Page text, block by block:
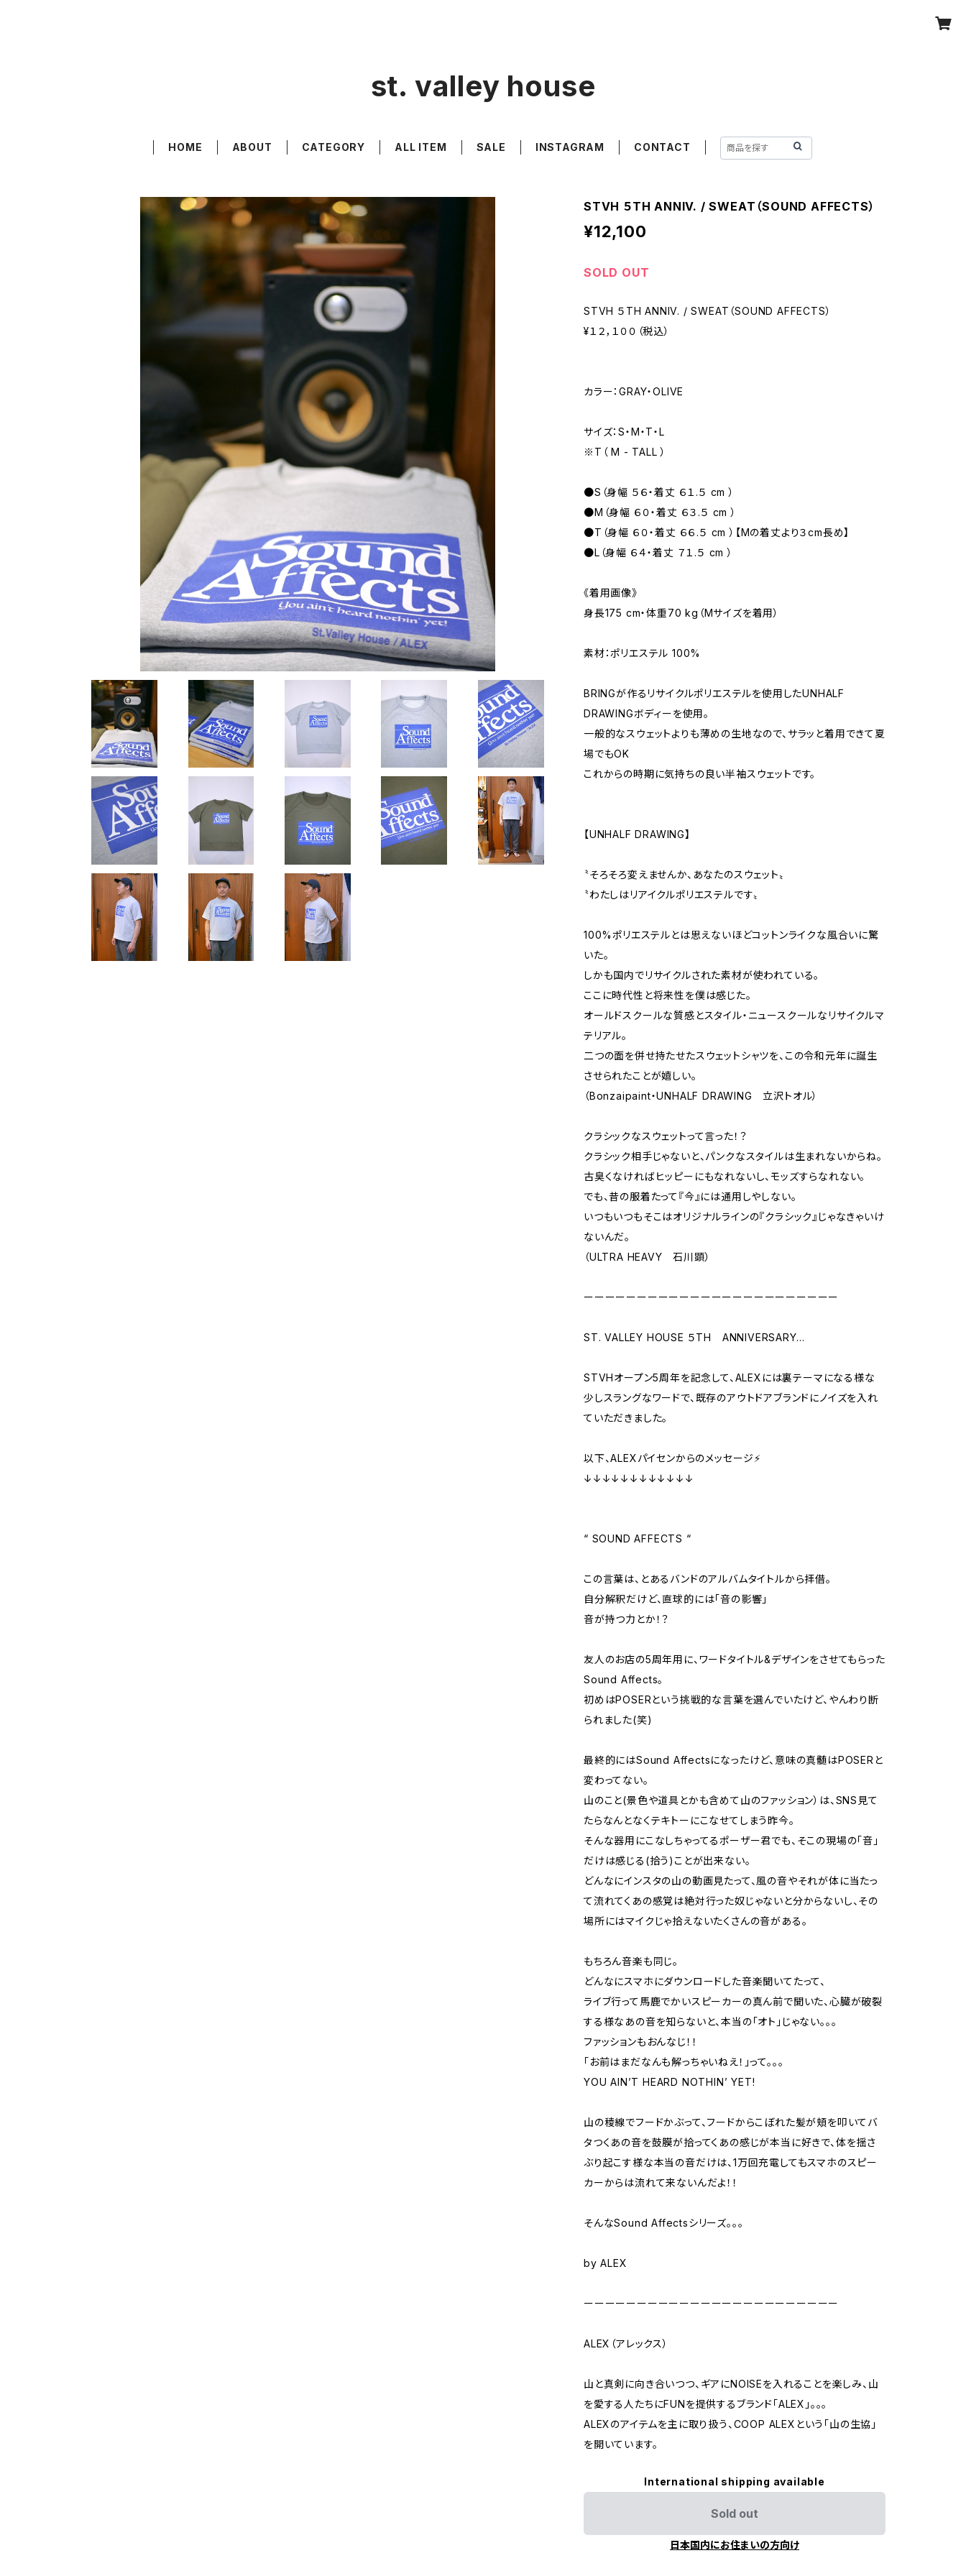
st. valley house
HOME ABOUT CATEGORY ALL ITEM SALE INSTAGRAM CONTACT
STVH ５TH ANNIV. / SWEAT（SOUND AFFECTS）
¥12,100
SOLD OUT
STVH ５TH ANNIV. / SWEAT（SOUND AFFECTS）
¥１２，１００（税込）
カラー：GRAY・OLIVE
サイズ：S・M・T・L
※T（ M - TALL ）
●S（身幅 ５６・着丈 ６１.５ cm ）
●M（身幅 ６０・着丈 ６３.５ cm ）
●T（身幅 ６０・着丈 ６６.５ cm ）【Mの着丈より３cm長め】
●L（身幅 ６４・着丈 ７１.５ cm ）
《着用画像》
身長175 cm・体重70 kg（Mサイズを着用）
素材：ポリエステル 100%
BRINGが作るリサイクルポリエステルを使用したUNHALF
DRAWINGボディーを使用。
一般的なスウェットよりも薄めの生地なので、サラッと着用できて夏
場でもOK
これからの時期に気持ちの良い半袖スウェットです。
【UNHALF DRAWING】
〝そろそろ変えませんか、あなたのスウェット〟
〝わたしはリアイクルポリエステルです〟
100%ポリエステルとは思えないほどコットンライクな風合いに驚
いた。
しかも国内でリサイクルされた素材が使われている。
ここに時代性と将来性を僕は感じた。
オールドスクールな質感とスタイル・ニュースクールなリサイクルマ
テリアル。
二つの面を併せ持たせたスウェットシャツを、この令和元年に誕生
させられたことが嬉しい。
（Bonzaipaint・UNHALF DRAWING 立沢トオル）
クラシックなスウェットって言った！？
クラシック相手じゃないと、パンクなスタイルは生まれないからね。
古臭くなければヒッピーにもなれないし、モッズすらなれない。
でも、昔の服着たって『今』には通用しやしない。
いつもいつもそこはオリジナルラインの『クラシック』じゃなきゃいけ
ないんだ。
（ULTRA HEAVY 石川顕）
ーーーーーーーーーーーーーーーーーーーーーーーー
ST. VALLEY HOUSE ５TH ANNIVERSARY…
STVHオープン5周年を記念して、ALEXには裏テーマになる様な
少しスラングなワードで、既存のアウトドアブランドにノイズを入れ
ていただきました。
以下、ALEXパイセンからのメッセージ⚡️
↓↓↓↓↓↓↓↓↓↓↓↓
“ SOUND AFFECTS “
この言葉は、とあるバンドのアルバムタイトルから拝借。
自分解釈だけど、直球的には「音の影響」
音が持つ力とか！？
友人のお店の5周年用に、ワードタイトル&デザインをさせてもらった
Sound Affects。
初めはPOSERという挑戦的な言葉を選んでいたけど、やんわり断
られました(笑)
最終的にはSound Affectsになったけど、意味の真髄はPOSERと
変わってない。
山のこと(景色や道具とかも含めて山のファッション）は、SNS見て
たらなんとなくテキトーにこなせてしまう昨今。
そんな器用にこなしちゃってるポーザー君でも、そこの現場の「音」
だけは感じる(拾う)ことが出来ない。
どんなにインスタの山の動画見たって、風の音やそれが体に当たっ
て流れてくあの感覚は絶対行った奴じゃないと分からないし、その
場所にはマイクじゃ拾えないたくさんの音がある。
もちろん音楽も同じ。
どんなにスマホにダウンロードした音楽聞いてたって、
ライブ行って馬鹿でかいスピーカーの真ん前で聞いた、心臓が破裂
する様なあの音を知らないと、本当の「オト」じゃない。。。
ファッションもおんなじ！！
「お前はまだなんも解っちゃいねえ！」って。。。
YOU AIN’T HEARD NOTHIN’ YET!
山の稜線でフードかぶって、フードからこぼれた髪が頬を叩いてバ
タつくあの音を鼓膜が拾ってくあの感じが本当に好きで、体を揺さ
ぶり起こす様な本当の音だけは、1万回充電してもスマホのスピー
カーからは流れて来ないんだよ！！
そんなSound Affectsシリーズ。。。
by ALEX
ーーーーーーーーーーーーーーーーーーーーーーーー
ALEX（アレックス）
山と真剣に向き合いつつ、ギアにNOISEを入れることを楽しみ、山
を愛する人たちにFUNを提供するブランド「ALEX」。。。
ALEXのアイテムを主に取り扱う、COOP ALEXという「山の生協」
を開いています。
International shipping available
Sold out
日本国内にお住まいの方向け